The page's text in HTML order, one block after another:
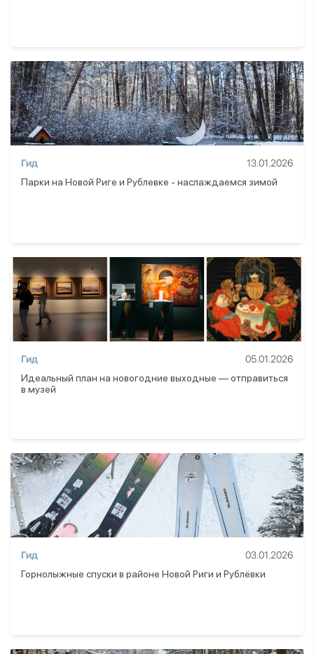
Гид
13.01.2026
Парки на Новой Риге и Рублевке - наслаждаемся зимой
Гид
05.01.2026
Идеальный план на новогодние выходные — отправиться
в музей
Гид
03.01.2026
Горнолыжные спуски в районе Новой Риги и Рублёвки